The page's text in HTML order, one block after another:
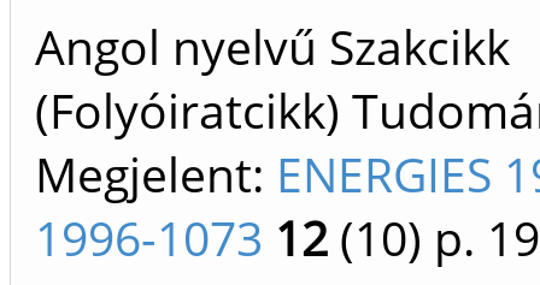
Angol nyelvű Szakcikk
(Folyóiratcikk)
Megjelent: ENERGIES
1996-1073 12 (10) p.